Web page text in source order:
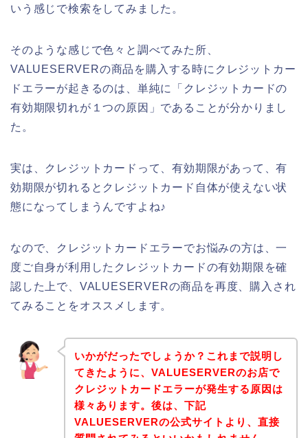
いう感じで検索をしてみました。
そのような感じで色々と調べてみた所、
VALUESERVERの商品を購入する時にクレジットカー
ドエラーが起きるのは、単純に「クレジットカードの
有効期限切れが１つの原因」であることが分かりまし
た。
実は、クレジットカードって、有効期限があって、有
効期限が切れるとクレジットカード自体が使えない状
態になってしまうんですよね♪
なので、クレジットカードエラーでお悩みの方は、一
度ご自身が利用したクレジットカードの有効期限を確
認した上で、VALUESERVERの商品を再度、購入され
てみることをオススメします。
いかがだったでしょうか？これまで説明し
てきたように、VALUESERVERのお店で
クレジットカードエラーが発生する原因は
様々あります。後は、下記
VALUESERVERの公式サイトより、直接